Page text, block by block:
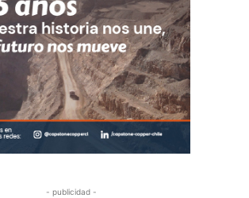
- publicidad -